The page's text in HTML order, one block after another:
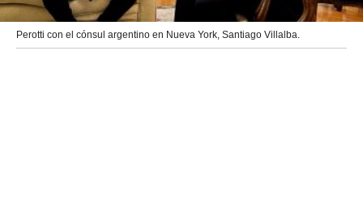
Perotti con el cónsul argentino en Nueva York, Santiago Villalba.